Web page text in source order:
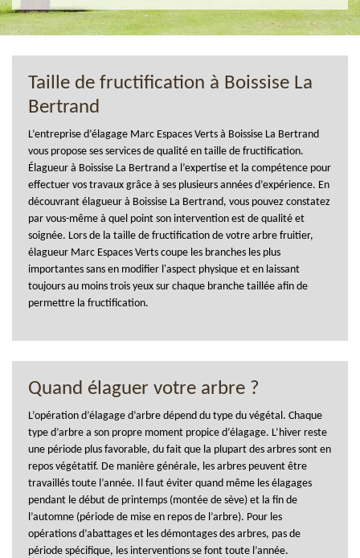
Taille de fructification à Boissise La
Bertrand
L’entreprise d’élagage Marc Espaces Verts à Boissise La Bertrand
vous propose ses services de qualité en taille de fructification.
Élagueur à Boissise La Bertrand a l’expertise et la compétence pour
effectuer vos travaux grâce à ses plusieurs années d’expérience. En
découvrant élagueur à Boissise La Bertrand, vous pouvez constatez
par vous-même à quel point son intervention est de qualité et
soignée. Lors de la taille de fructification de votre arbre fruitier,
élagueur Marc Espaces Verts coupe les branches les plus
importantes sans en modifier l'aspect physique et en laissant
toujours au moins trois yeux sur chaque branche taillée afin de
permettre la fructification.
Quand élaguer votre arbre ?
L’opération d’élagage d’arbre dépend du type du végétal. Chaque
type d’arbre a son propre moment propice d’élagage. L’hiver reste
une période plus favorable, du fait que la plupart des arbres sont en
repos végétatif. De manière générale, les arbres peuvent être
travaillés toute l’année. Il faut éviter quand même les élagages
pendant le début de printemps (montée de sève) et la fin de
l’automne (période de mise en repos de l’arbre). Pour les
opérations d’abattages et les démontages des arbres, pas de
période spécifique, les interventions se font toute l’année.